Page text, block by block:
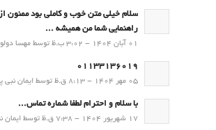
سلام خیلی متن خوب و کاملی بود ممنون از
راهنمایی شما من همیشه ...
01 آبان 1404 - 3:02 ب.ظ توسط مهسا دولوپر
01133136019
05 مهر 1404 - 8:13 ق.ظ توسط ایمان نبی پور
با سلام و احترام لطفا شماره تماس...
17 شهریور 1404 - 7:38 ق.ظ توسط ایمان نبی پور